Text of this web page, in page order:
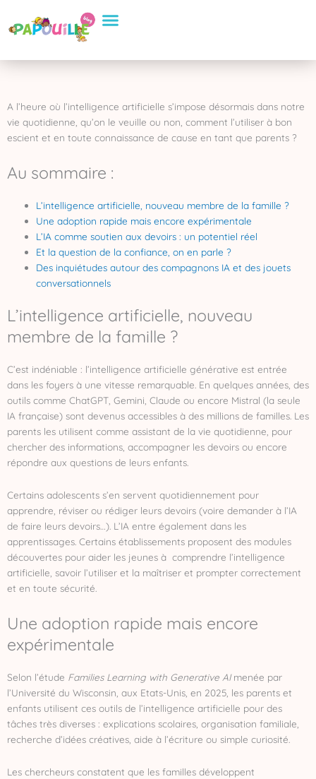
contenu
A l’heure où l’intelligence artificielle s’impose désormais dans notre
vie quotidienne, qu’on le veuille ou non, comment l’utiliser à bon
escient et en toute connaissance de cause en tant que parents ?
Au sommaire :
L’intelligence artificielle, nouveau membre de la famille ?
Une adoption rapide mais encore expérimentale
L’IA comme soutien aux devoirs : un potentiel réel
Et la question de la confiance, on en parle ?
Des inquiétudes autour des compagnons IA et des jouets
conversationnels
L’intelligence artificielle, nouveau
membre de la famille ?
C’est indéniable : l’intelligence artificielle générative est entrée
dans les foyers à une vitesse remarquable. En quelques années, des
outils comme ChatGPT, Gemini, Claude ou encore Mistral (la seule
IA française) sont devenus accessibles à des millions de familles. Les
parents les utilisent comme assistant de la vie quotidienne, pour
chercher des informations, accompagner les devoirs ou encore
répondre aux questions de leurs enfants.
Certains adolescents s’en servent quotidiennement pour
apprendre, réviser ou rédiger leurs devoirs (voire demander à l’IA
de faire leurs devoirs…). L’IA entre également dans les
apprentissages. Certains établissements proposent des modules
découvertes pour aider les jeunes à comprendre l’intelligence
artificielle, savoir l’utiliser et la maîtriser et prompter correctement
et en toute sécurité.
Une adoption rapide mais encore
expérimentale
Selon l’étude Families Learning with Generative AImenée par
l’Université du Wisconsin, aux Etats-Unis, en 2025, les parents et
enfants utilisent ces outils de l’intelligence artificielle pour des
tâches très diverses : explications scolaires, organisation familiale,
recherche d’idées créatives, aide à l’écriture ou simple curiosité.
Les chercheurs constatent que les familles développent